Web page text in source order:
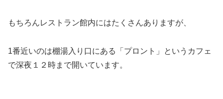
もちろんレストラン館内にはたくさんありますが、
1番近いのは棚湯入り口にある「プロント」というカフェ
で深夜１２時まで開いています。